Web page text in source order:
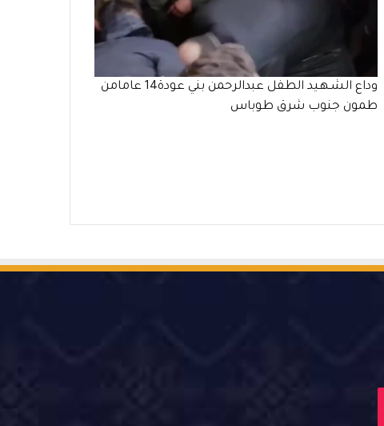
وداع الشـهـيد الطفل عبدالرحمن بني عودة14 عامامن
طمون جنوب شرق طوباس